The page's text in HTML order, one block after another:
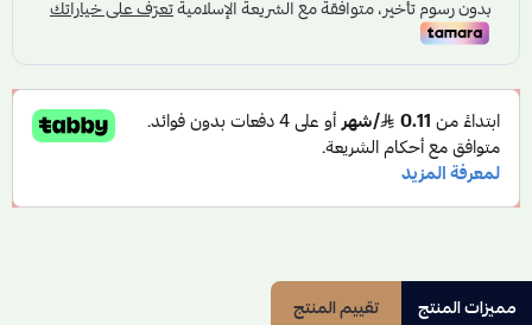
مميزات المنتج تقييم المنتج